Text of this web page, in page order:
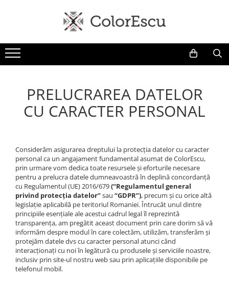
Toate produsele
Tricouri
Tricouri copii
Tricouri polo
Bluze si hanorace bărbați
Bluze si hanorace damă
Bluze de trening | Bluze tehnice
sport
Pantaloni
Șepci și căciuli
Accesorii
Colecții
România
PRELUCRAREA DATELOR
CU CARACTER PERSONAL
Considerăm asigurarea dreptului la protecția datelor cu caracter
personal ca un angajament fundamental asumat de ColorEscu,
prin urmare vom dedica toate resursele și eforturile necesare
pentru a prelucra datele dumneavoastră în deplină concordanță
cu Regulamentul (UE) 2016/679(“Regulamentul general
privind protecția datelor”sau “GDPR”), precum și cu orice altă
legislație aplicabilă pe teritoriul Romaniei. Întrucât unul dintre
principiile esențiale ale acestui cadrul legal îl reprezintă
transparența, am pregătit aceast document prin care dorim să vă
informăm despre modul în care colectăm, utilizăm, transferăm și
protejăm datele dvs cu caracter personal atunci când
interacționați cu noi în legătură cu produsele și serviciile noastre,
inclusiv prin site-ul nostru web sau prin aplicațiile disponibile pe
telefonul mobil.